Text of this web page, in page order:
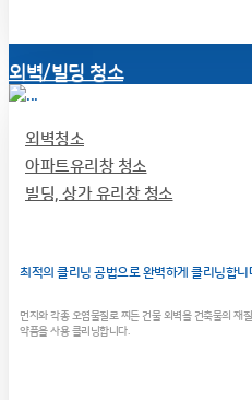
외벽/빌딩 청소
외벽청소
아파트유리창 청소
빌딩, 상가 유리창 청소
최적의 클리닝 공법으로 완벽하게 클리닝합니
먼지와 각종 오염물질로 찌든 건물 외벽을 건축물의 재
약품을 사용 클리닝합니다.